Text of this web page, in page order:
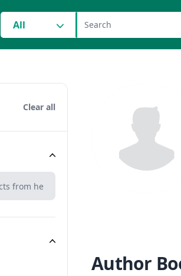
grocery search at header
All
Clear all
Author